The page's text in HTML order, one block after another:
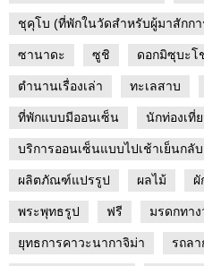
ชุคุโบ (ที่พักในวัดสำหรับผู้มาสักกา
ซานาดะ ซูชิ ดอกมิซุบะโ
ตำนานเรื่องเล่า ทะเลสาบ
ที่พักแบบมีออนเซ็น นักท่องเที่
บริการออนเซ็นแบบไปเช้าเย็นกลับ
ผลิตภัณฑ์แปรรูป ผลไม้ ผั
พระพุทธรูป ฟรี มรดกทา
ยุทธการคาวะนากาจิม่า รถลา